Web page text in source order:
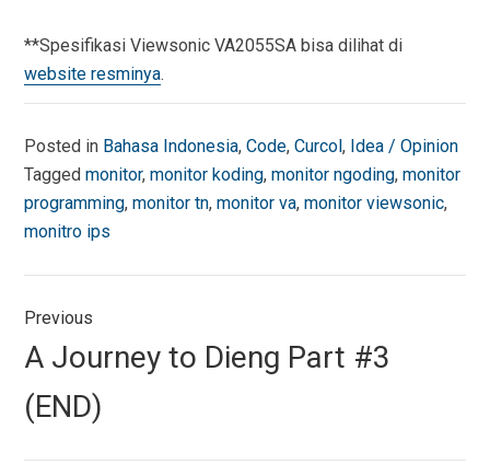
**Spesifikasi Viewsonic VA2055SA bisa dilihat di
website resminya.
Posted in Bahasa Indonesia,Code,Curcol, Idea / Opinion
Taggedmonitor,monitor koding,monitor ngoding,monitor
programming,monitor tn,monitor va,monitor viewsonic,
monitro ips
Navigasi
pos
Previous
Previous
post:
A Journey to Dieng Part #3
(END)